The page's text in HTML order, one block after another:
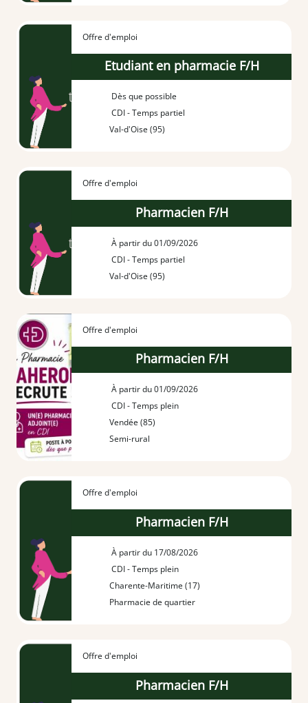
Offre d'emploi
Etudiant en pharmacie F/H
Dès que possible
CDI - Temps partiel
Val-d'Oise (95)
Offre d'emploi
Pharmacien F/H
À partir du 01/09/2026
CDI - Temps partiel
Val-d'Oise (95)
Offre d'emploi
Pharmacien F/H
À partir du 01/09/2026
CDI - Temps plein
Vendée (85)
Semi-rural
Offre d'emploi
Pharmacien F/H
À partir du 17/08/2026
CDI - Temps plein
Charente-Maritime (17)
Pharmacie de quartier
Offre d'emploi
Pharmacien F/H